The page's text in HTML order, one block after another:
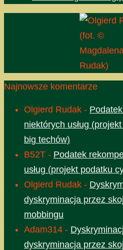
(fot. ©
Rudak)
Najnowsze komentarze
Olgierd Rudak -
niektórych usług
big techów)
B52T - Podatek
usług (projekt podatku
Olgierd Rudak -
dyskryminacja przez
mobbingu
Adam314 -
dyskryminacja przez